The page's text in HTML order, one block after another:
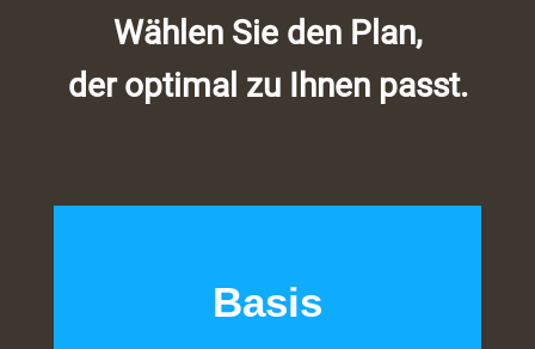
Wählen Sie den Plan,
der optimal zu Ihnen passt.
Basis